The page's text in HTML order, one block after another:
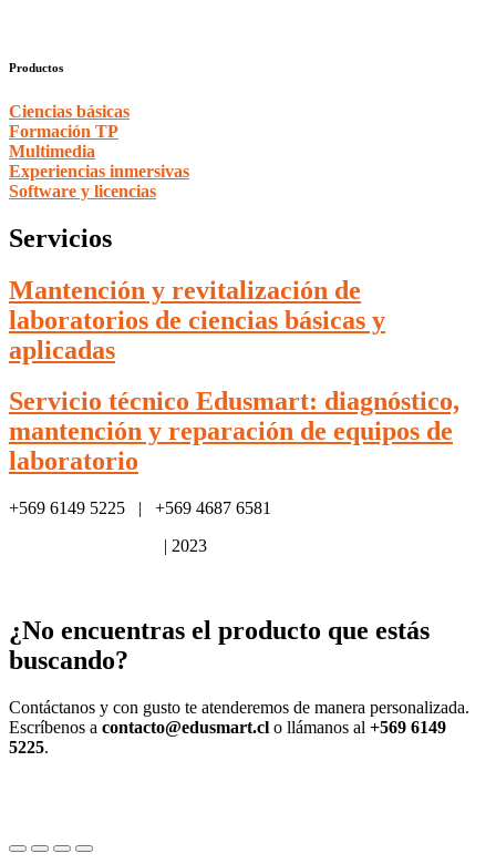
Productos
Ciencias básicas
Formación TP
Multimedia
Experiencias inmersivas
Software y licencias
Servicios
Mantención y revitalización de
laboratorios de ciencias básicas y
aplicadas
Servicio técnico Edusmart: diagnóstico,
mantención y reparación de equipos de
laboratorio
+569 6149 5225 | +569 4687 6581
| 2023
¿No encuentras el producto que estás
buscando?
Contáctanos y con gusto te atenderemos de manera personalizada.
Escríbenos a contacto@edusmart.cl o llámanos al +569 6149
5225.